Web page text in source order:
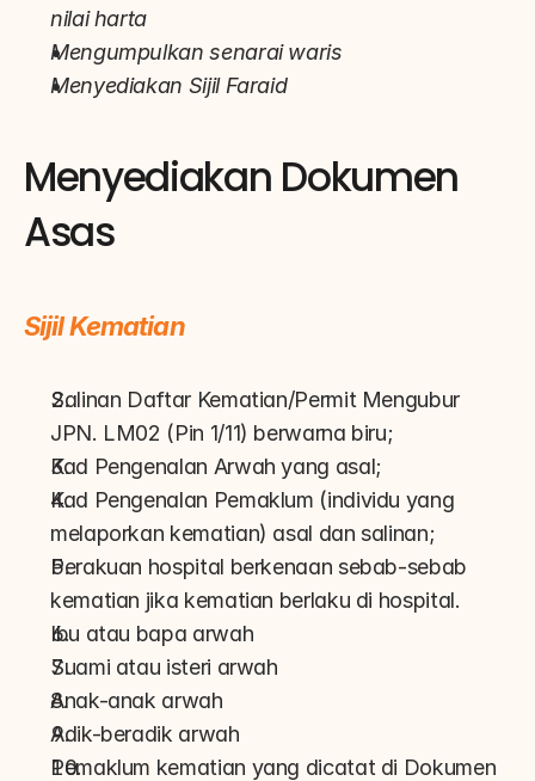
nilai harta
Mengumpulkan senarai waris
Menyediakan Sijil Faraid
Menyediakan Dokumen
Asas
Sijil Kematian
Salinan Daftar Kematian/Permit Mengubur
JPN. LM02 (Pin 1/11) berwarna biru;
Kad Pengenalan Arwah yang asal;
Kad Pengenalan Pemaklum (individu yang
melaporkan kematian) asal dan salinan;
Perakuan hospital berkenaan sebab-sebab
kematian jika kematian berlaku di hospital.
Ibu atau bapa arwah
Suami atau isteri arwah
Anak-anak arwah
Adik-beradik arwah
Pemaklum kematian yang dicatat di Dokumen